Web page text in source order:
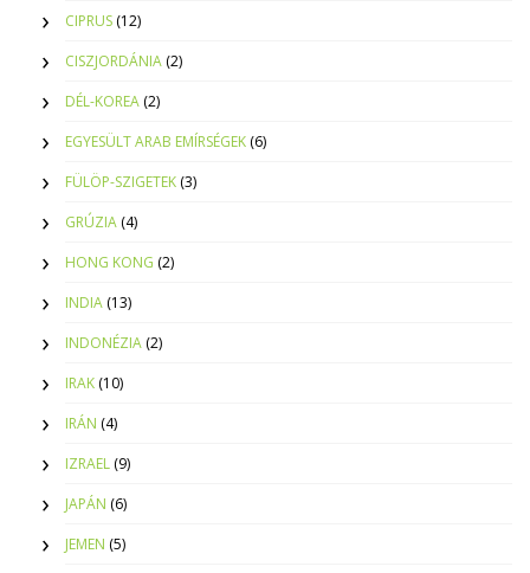
CIPRUS (12)
CISZJORDÁNIA (2)
DÉL-KOREA (2)
EGYESÜLT ARAB EMÍRSÉGEK (6)
FÜLÖP-SZIGETEK (3)
GRÚZIA (4)
HONG KONG (2)
INDIA (13)
INDONÉZIA (2)
IRAK (10)
IRÁN (4)
IZRAEL (9)
JAPÁN (6)
JEMEN (5)